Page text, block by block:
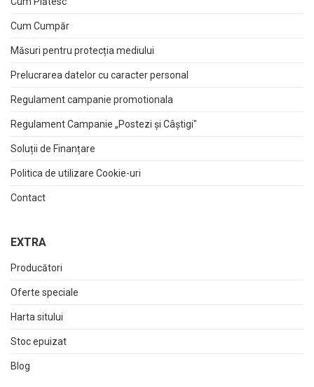
Cum Cumpăr
Măsuri pentru protecția mediului
Prelucrarea datelor cu caracter personal
Regulament campanie promotionala
Regulament Campanie „Postezi și Câștigi"
Soluții de Finanțare
Politica de utilizare Cookie-uri
Contact
EXTRA
Producători
Oferte speciale
Harta sitului
Stoc epuizat
Blog